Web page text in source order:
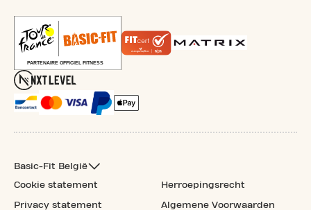
Basic-Fit België
Cookie statement
Privacy statement
Herroepingsrecht
Algemene Voorwaarden